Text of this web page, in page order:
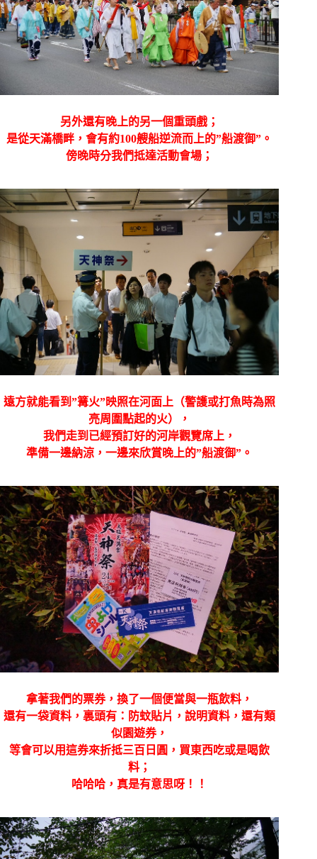
另外還有晚上的另一個重頭戲；
是從天滿橋畔，會有約100艘船逆流而上的”船渡御”。
傍晚時分我們抵達活動會場；
遠方就能看到”篝火”映照在河面上（警護或打魚時為照
亮周圍點起的火），
我們走到已經預訂好的河岸觀覽席上，
準備一邊納涼，一邊來欣賞晚上的”船渡御”。
拿著我們的票券，換了一個便當與一瓶飲料，
還有一袋資料，裏頭有：防蚊貼片，說明資料，還有類
似園遊券，
等會可以用這券來折抵三百日圓，買東西吃或是喝飲
料；
哈哈哈，真是有意思呀！！